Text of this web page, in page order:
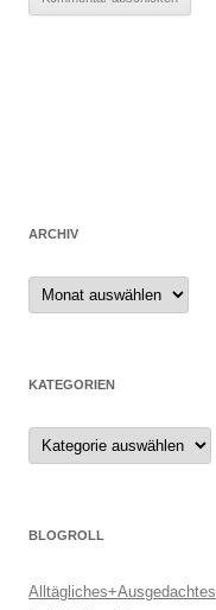
ARCHIV
Archiv
KATEGORIEN
Kategorien
BLOGROLL
Alltägliches+Ausgedachtes